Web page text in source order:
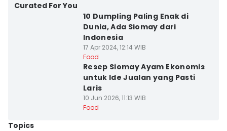
Curated For You
10 Dumpling Paling Enak di
Dunia, Ada Siomay dari
Indonesia
17 Apr 2024, 12:14 WIB
Food
Resep Siomay Ayam Ekonomis
untuk Ide Jualan yang Pasti
Laris
10 Jun 2026, 11:13 WIB
Food
Topics